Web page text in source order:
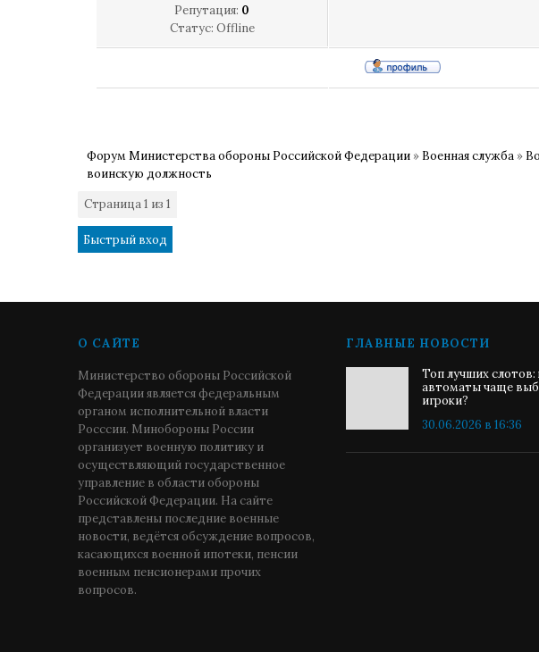
Репутация: 0
Статус: Offline
Форум Министерства обороны Российской Федерации » Военная служба »
воинскую должность
Страница1 из 1
О САЙТЕ
Министерство обороны Российской
Федерации является федеральным
органом исполнительной власти
Росссии. Минобороны России
организует военную политику и
осуществляющий государственное
управление в области обороны
Российской Федерации. На сайте
представлены последние военные
новости, ведётся обсуждение вопросов,
касающихся военной ипотеки, пенсии
военным пенсионерами прочих
вопросов.
ГЛАВНЫЕ НОВОСТИ
Топ лучших слотов:
автоматы чаще
игроки?
30.06.2026 в 16:36